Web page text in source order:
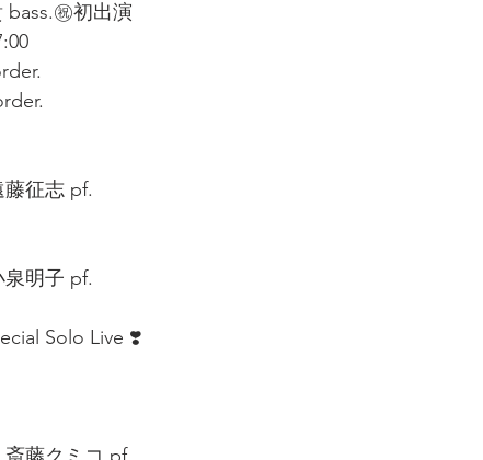
部英貴 bass.㊗️初出演
藤征志 pf.
泉明子 pf.
Solo Live ❣️